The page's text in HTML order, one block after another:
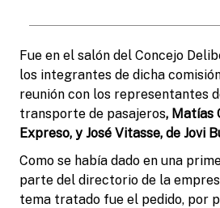
Fue en el salón del Concejo
los integrantes de dicha
reunión con los representantes
transporte de pasajeros, Matías
Expreso, y José Vitasse, de Jovi
Como se había dado en una
parte del directorio de la
tema tratado fue el pedido, por